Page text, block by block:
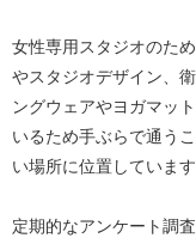
女性専用スタジオのた
やスタジオデザイン、
ングウェアやヨガマッ
いるため手ぶらで通う
い場所に位置しています
定期的なアンケート調